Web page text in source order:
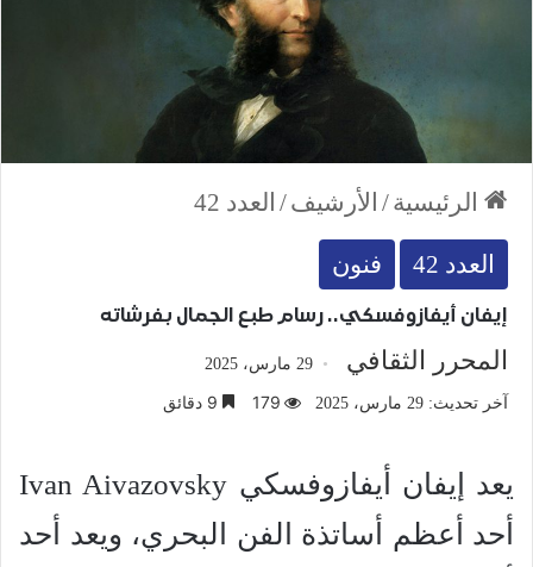
الرئيسية/ الأرشيف/ العدد 42
العدد 42 فنون
إيفان أيفازوفسكي.. رسام طبع الجمال بفرشاته
المحرر الثقافي 29 مارس، 2025
آخر تحديث: 29 مارس، 2025 179
يعد إيفان أيفازوفسكي Ivan Aivazovsky
أحد أعظم أساتذة الفن البحري، ويعد أحد